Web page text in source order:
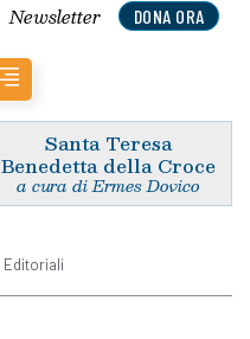
DONA ORA
Newsletter
Santa Teresa
Benedetta della Croce
a cura di Ermes Dovico
Editoriali